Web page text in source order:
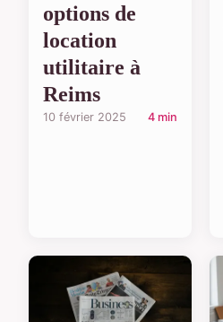
options de
location
utilitaire à
Reims
10 février 2025 4 min